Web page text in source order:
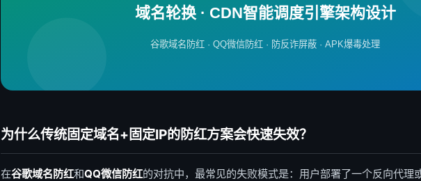
域名轮换 · CDN智能调度引擎架构设计
谷歌域名防红 · QQ微信防红 · 防反诈屏蔽 · APK爆毒处理
为什么传统固定域名+固定IP的防红方案会快速失效？
在谷歌域名防红和QQ微信防红的对抗中，最常见的失败模式是：用户部署了一个反向代理